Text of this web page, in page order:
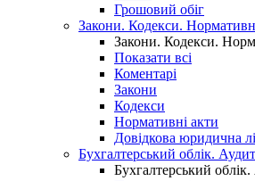
Грошовий обіг
Закони. Кодекси.
Закони. Кодекси.
Показати всі
Коментарі
Закони
Кодекси
Нормативні акти
Довідкова юридична
Бухгалтерський облік. Аудит
Бухгалтерський